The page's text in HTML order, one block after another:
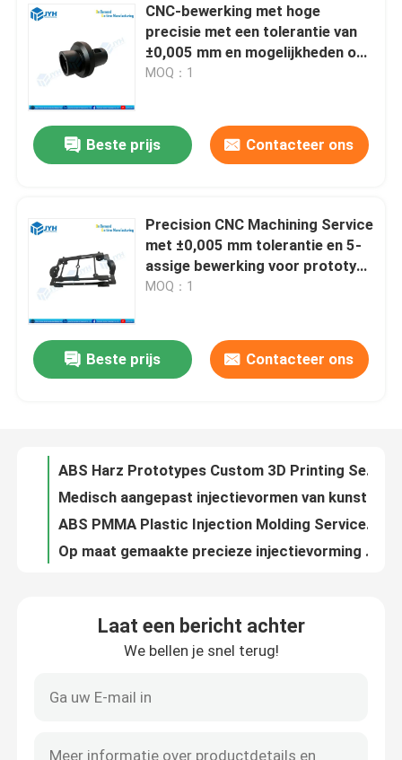
Huis
Diensten
VR toon
Fabrieksreis
Kwaliteitscontrole
Gevallen
Verzoek om een Citaat
CNC-bewerking met hoge
precisie met een tolerantie van
±0,005 mm en mogelijkheden op
5 assen voor snel prototyping
MOQ：1
Beste prijs Contacteer ons
Precision CNC Machining Service
met ±0,005 mm tolerantie en 5-
assige bewerking voor prototype
tot massaproductie
MOQ：1
Beste prijs Contacteer ons
Op maat gemaakte precieze injectievorming van kunststoffen
1000000 opnames Plastic Injection Molding Service Poolse medische Plastic Molding ISO9001
POM Plastic Injection Mold Making For Connect Training Cartridge Gesmolten onderdelen
1000-2000 schoten Vacuüm Giet Rapid Prototyping Low Volume Productie
Laat een bericht achter
We bellen je snel terug!